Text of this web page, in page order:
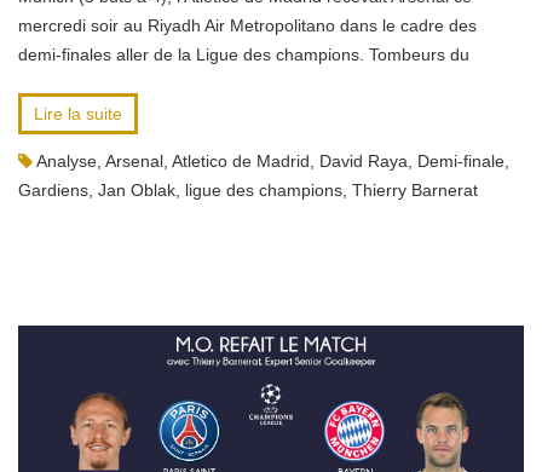
mercredi soir au Riyadh Air Metropolitano dans le cadre des
demi-finales aller de la Ligue des champions. Tombeurs du
Lire la suite
Analyse Arsenal Atletico de Madrid David Raya Demi-finale
Gardiens Jan Oblak ligue des champions Thierry Barnerat